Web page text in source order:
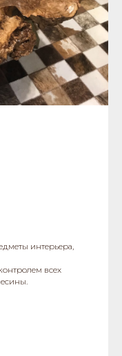
интерьера,
всех